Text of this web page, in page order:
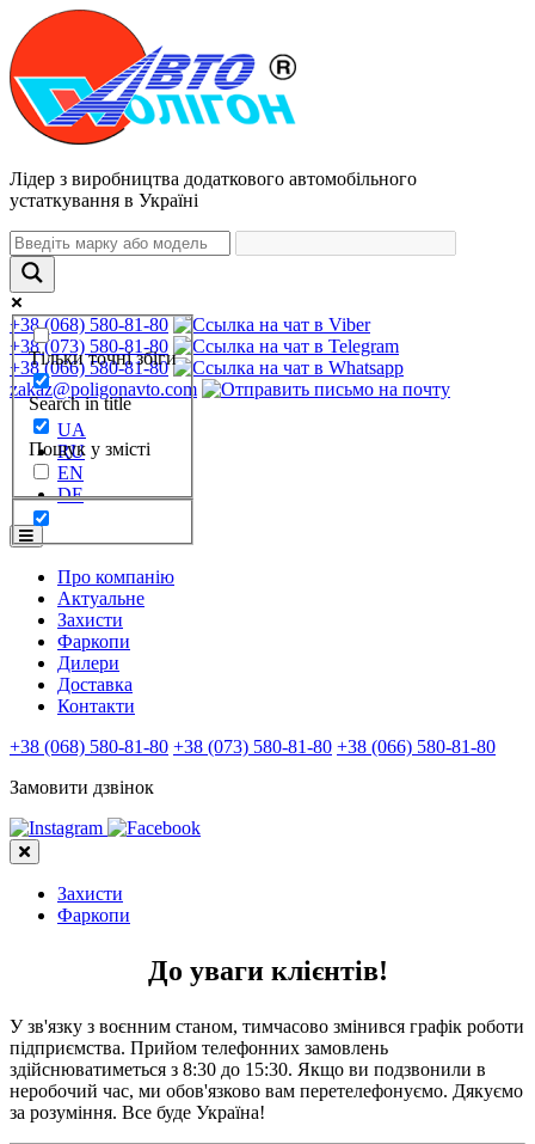
Лідер з виробництва додаткового автомобільного
устаткування в Україні
Тільки точні збіги
Search in title
Пошук у змісті
+38 (068) 580-81-80
+38 (073) 580-81-80
+38 (066) 580-81-80
zakaz@poligonavto.com
UA
RU
EN
DE
Про компанію
Актуальне
Захисти
Фаркопи
Дилери
Доставка
Контакти
+38 (068) 580-81-80 +38 (073) 580-81-80 +38 (066) 580-81-80
Замовити дзвінок
Захисти
Фаркопи
До уваги клієнтів!
У зв'язку з воєнним станом, тимчасово змінився графік роботи
підприємства. Прийом телефонних замовлень
здійснюватиметься з 8:30 до 15:30. Якщо ви подзвонили в
неробочий час, ми обов'язково вам перетелефонуємо. Дякуємо
за розуміння. Все буде Україна!